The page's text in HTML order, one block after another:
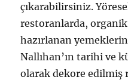
çıkarabilirsiniz.
restoranlarda,
hazırlanan
Nallıhan’ın tarihi ve
olarak dekore